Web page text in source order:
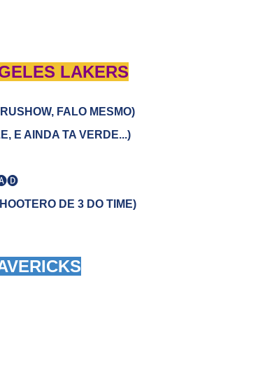
LAKERS
FALO MESMO)
E AINDA TA VERDE...)
DE 3 DO TIME)